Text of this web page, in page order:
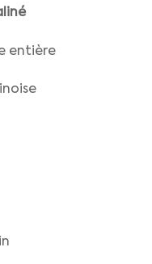
entière